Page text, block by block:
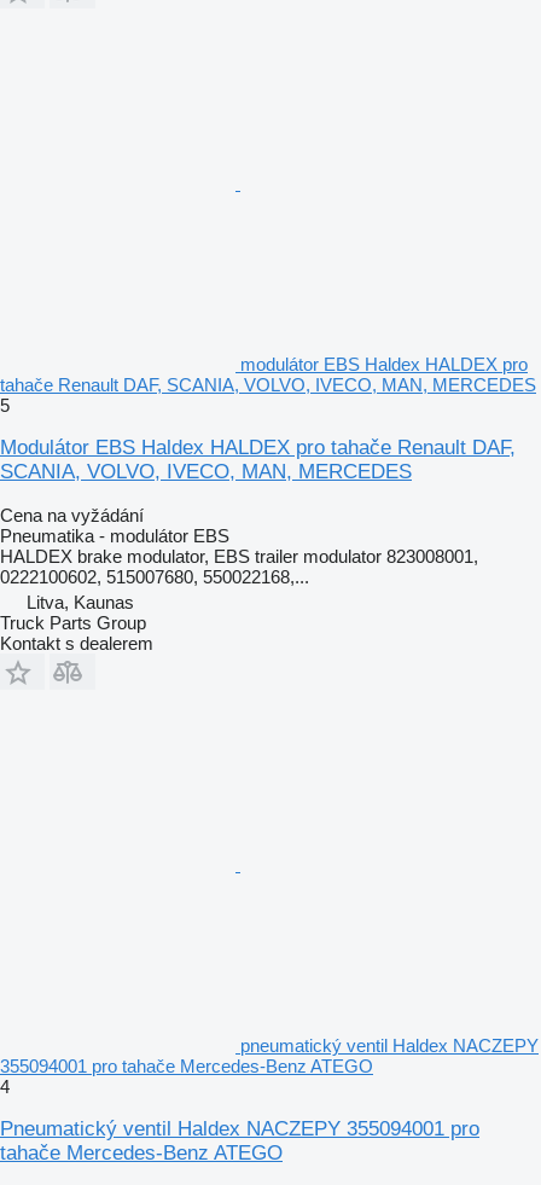
modulátor EBS Haldex HALDEX pro
tahače Renault DAF, SCANIA, VOLVO, IVECO, MAN, MERCEDES
5
Modulátor EBS Haldex HALDEX pro tahače Renault DAF,
SCANIA, VOLVO, IVECO, MAN, MERCEDES
Cena na vyžádání
Pneumatika - modulátor EBS
HALDEX brake modulator, EBS trailer modulator 823008001,
0222100602, 515007680, 550022168,...
Litva, Kaunas
Truck Parts Group
Kontakt s dealerem
pneumatický ventil Haldex NACZEPY
355094001 pro tahače Mercedes-Benz ATEGO
4
Pneumatický ventil Haldex NACZEPY 355094001 pro
tahače Mercedes-Benz ATEGO